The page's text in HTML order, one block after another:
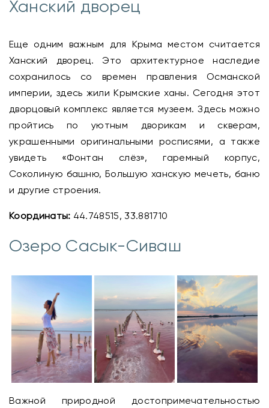
Ханский дворец
Еще одним важным для Крыма местом считается
Ханский дворец. Это архитектурное наследие
сохранилось со времен правления Османской
империи, здесь жили Крымские ханы. Сегодня этот
дворцовый комплекс является музеем. Здесь можно
пройтись по уютным дворикам и скверам,
украшенными оригинальными росписями, а также
увидеть «Фонтан слёз», гаремный корпус,
Соколиную башню, Большую ханскую мечеть, баню
и другие строения.
Координаты: 44.748515, 33.881710
Озеро Сасык-Сиваш
Важной природной достопримечательностью